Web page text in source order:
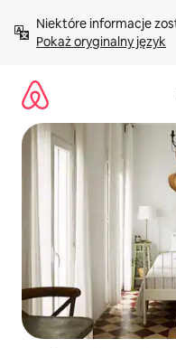
treści Pokaż oryginalny język